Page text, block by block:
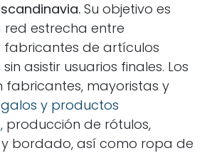
Su objetivo es
estrecha entre
fabricantes de artículos
asistir usuarios finales. Los
fabricantes, mayoristas y
y productos
producción de rótulos,
y bordado, así como ropa de